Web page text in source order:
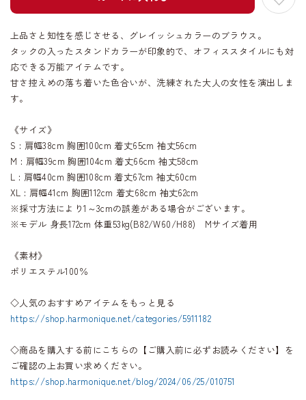
上品さと知性を感じさせる、グレイッシュカラーのブラウス。
タックの入ったスタンドカラーが印象的で、オフィススタイルにも対
応できる万能アイテムです。
甘さ控えめの落ち着いた色合いが、洗練された大人の女性を演出しま
す。
《サイズ》
S : 肩幅38cm 胸囲100cm 着丈65cm 袖丈56cm
M : 肩幅39cm 胸囲104cm 着丈66cm 袖丈58cm
L : 肩幅40cm 胸囲108cm 着丈67cm 袖丈60cm
XL : 肩幅41cm 胸囲112cm 着丈68cm 袖丈62cm
※採寸方法により1～3cmの誤差がある場合がございます。
※モデル 身長172cm 体重53kg(B82/W60/H88) Mサイズ着用
《素材》
ポリエステル100％
◇人気のおすすめアイテムをもっと見る
https://shop.harmonique.net/categories/5911182
◇商品を購入する前にこちらの【ご購入前に必ずお読みください】を
ご確認の上お買い求めください。
https://shop.harmonique.net/blog/2024/06/25/010751